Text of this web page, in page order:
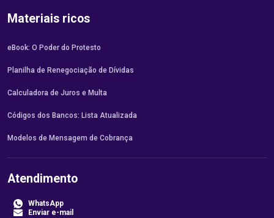
Materiais ricos
eBook: O Poder do Protesto
Planilha de Renegociação de Dívidas
Calculadora de Juros e Multa
Códigos dos Bancos: Lista Atualizada
Modelos de Mensagem de Cobrança
Atendimento
WhatsApp
Enviar e-mail